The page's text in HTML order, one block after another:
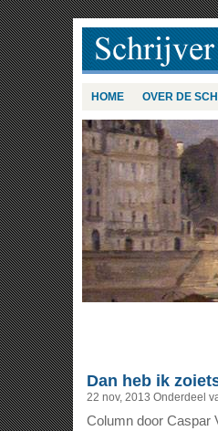
HOME OVER DE
Dan heb ik
22 nov, 2013 Onderdeel
Column door Caspar